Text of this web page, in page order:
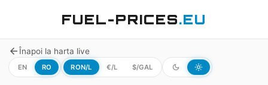
FUEL-PRICES.EU
arrow_backÎnapoi la harta live
EN RO RON/L €/L $/GAL dark_mode light_mode